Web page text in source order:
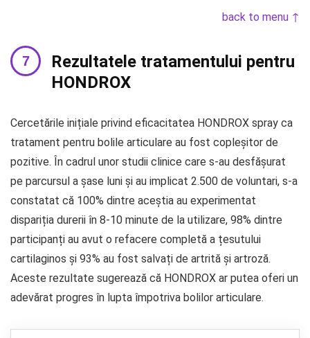
back to menu ↑
Rezultatele tratamentului pentru
HONDROX
Cercetările inițiale privind eficacitatea HONDROX spray ca
tratament pentru bolile articulare au fost copleșitor de
pozitive. În cadrul unor studii clinice care s-au desfășurat
pe parcursul a șase luni și au implicat 2.500 de voluntari, s-a
constatat că 100% dintre aceștia au experimentat
dispariția durerii în 8-10 minute de la utilizare, 98% dintre
participanți au avut o refacere completă a țesutului
cartilaginos și 93% au fost salvați de artrită și artroză.
Aceste rezultate sugerează că HONDROX ar putea oferi un
adevărat progres în lupta împotriva bolilor articulare.